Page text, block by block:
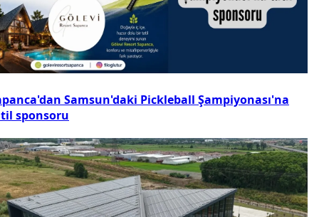
Samsun'daki Pickleball Şampiyonası'na
sponsoru